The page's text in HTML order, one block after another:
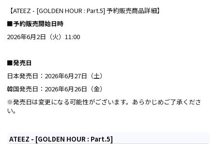
【ATEEZ - [GOLDEN HOUR : Part.5] 予約販売商品詳細】
■予約販売開始日時
2026年6月2日（火）11:00
■発売日
日本発売日：2026年6月27日（土）
韓国発売日：2026年6月26日（金）
※発売日は変更になる可能性がございます。あらかじめご了承くださ
い。
ATEEZ - [GOLDEN HOUR : Part.5]